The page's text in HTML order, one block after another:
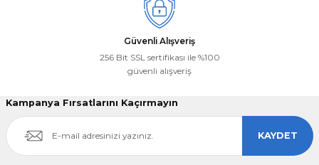
Güvenli Alışveriş
256 Bit SSL sertifikası ile %100
güvenli alışveriş
Kampanya Fırsatlarını Kaçırmayın
KAYDET